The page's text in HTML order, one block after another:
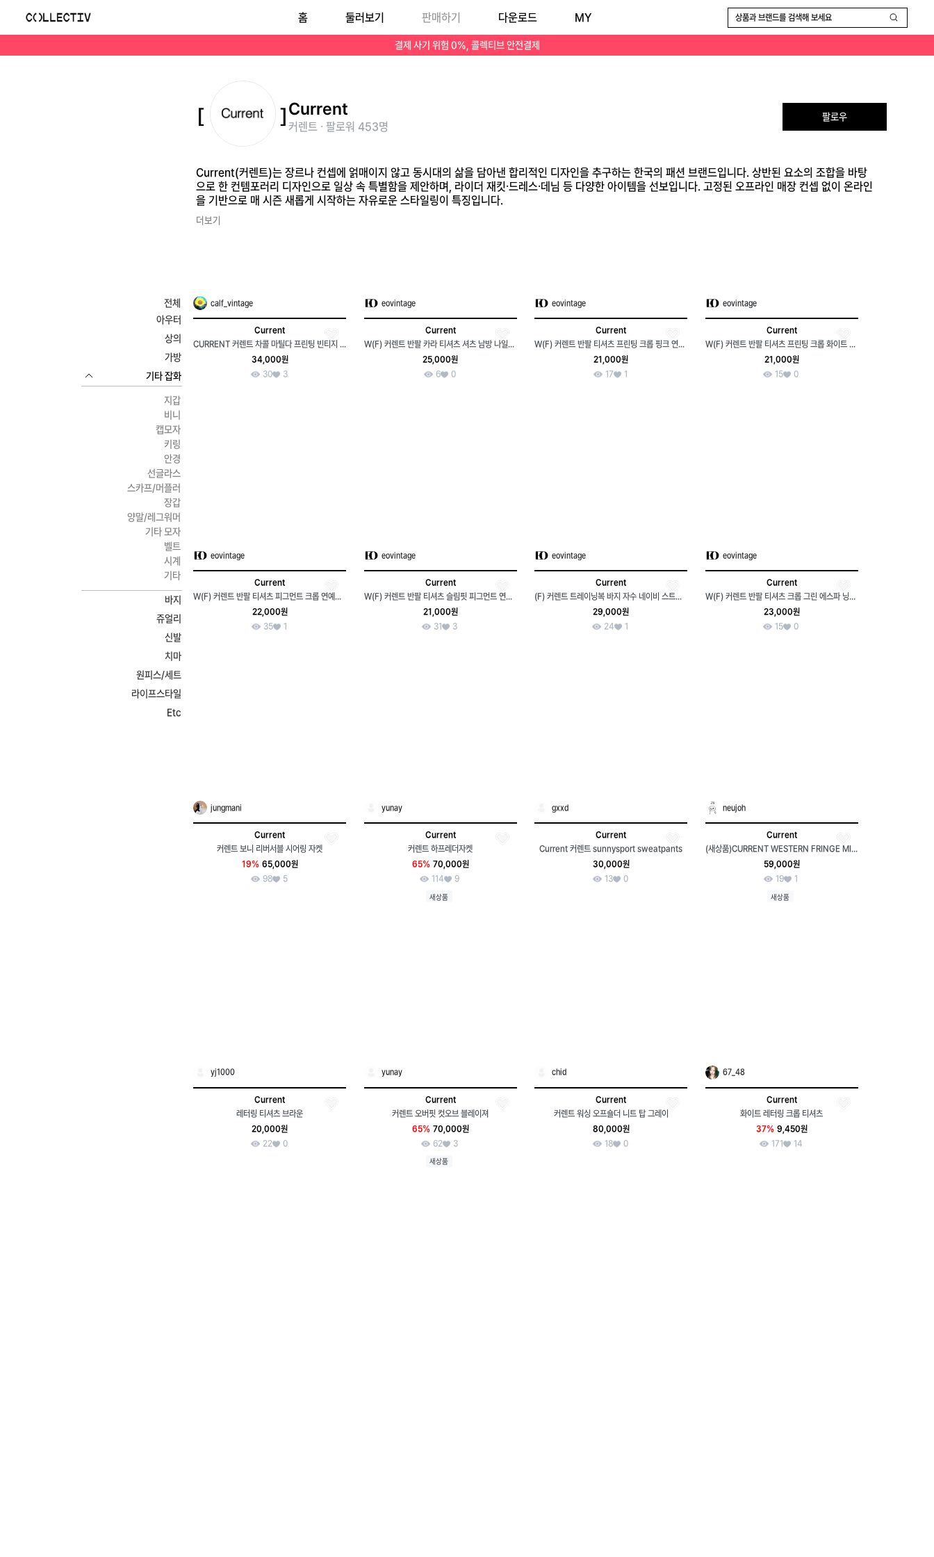
Current(커렌트)는 장르나 컨셉에 얽매이지 않고 동시대의 삶을 담아낸 합리적인 디자인을 추구하는 한국의 패션 브랜드입니다. 상반된 요소의 조합을 바탕으로 한 컨템포러리 디자인으로 일상 속 특별함을 제안하며, 라이더 재킷·드레스·데님 등 다양한 아이템을 선보입니다. 고정된 오프라인 매장 컨셉 없이 온라인을 기반으로 매 시즌 새롭게 시작하는 자유로운 스타일링이 특징입니다.
결제 사기 위험 0%, 콜렉티브 안전결제
홈 둘러보기 판매하기 다운로드 MY 상품과 브랜드를 검색해 보세요
Current
커렌트 · 팔로워 453명
팔로우
Current(커렌트)는 장르나 컨셉에 얽매이지 않고 동시대의 삶을 담아낸 합리적인 디자인을 추구하는 한국의 패션 브랜드입니다. 상반된 요소의 조합을 바탕
으로 한 컨템포러리 디자인으로 일상 속 특별함을 제안하며, 라이더 재킷·드레스·데님 등 다양한 아이템을 선보입니다. 고정된 오프라인 매장 컨셉 없이 온라인
을 기반으로 매 시즌 새롭게 시작하는 자유로운 스타일링이 특징입니다.
더보기
전체
아우터
상의
가방
기타 잡화
지갑
비니
캡모자
키링
안경
선글라스
스카프/머플러
장갑
양말/레그워머
기타 모자
벨트
시계
기타
바지
쥬얼리
신발
치마
원피스/세트
라이프스타일
Etc
calf_vintage
Current
CURRENT 커렌트 차콜 마틸다 프린팅 빈티지 크롭 반팔 티셔츠 스트릿
34,000원
30
3
eovintage
Current
W(F) 커렌트 반팔 카라 티셔츠 셔츠 남방 나일론 카키-H35225
25,000원
6
0
eovintage
Current
W(F) 커렌트 반팔 티셔츠 프린팅 크롭 핑크 연예인다수 착용-H35334
21,000원
17
1
eovintage
Current
W(F) 커렌트 반팔 티셔츠 프린팅 크롭 화이트 스트릿-H34626
21,000원
15
0
eovintage
Current
W(F) 커렌트 반팔 티셔츠 피그먼트 크롭 연예인 다수착용-H34586
22,000원
35
1
eovintage
Current
W(F) 커렌트 반팔 티셔츠 슬림핏 피그먼트 연예인다수 착용-H33873
21,000원
31
3
eovintage
Current
(F) 커렌트 트레이닝복 바지 자수 네이비 스트릿-23FD
29,000원
24
1
eovintage
Current
W(F) 커렌트 반팔 티셔츠 크롭 그린 에스파 닝닝 착용-7F21
23,000원
15
0
jungmani
Current
커렌트 보니 리버서블 시어링 자켓
19% 65,000원
98
5
yunay
Current
커렌트 하프레더자켓
65% 70,000원
114
9
새상품
gxxd
Current
Current 커렌트 sunnysport sweatpants
30,000원
13
0
neujoh
Current
(새상품)CURRENT WESTERN FRINGE MINI BAG
59,000원
19
1
새상품
yj1000
Current
레터링 티셔츠 브라운
20,000원
22
0
yunay
Current
커렌트 오버핏 컷오브 블레이져
65% 70,000원
62
3
새상품
chid
Current
커렌트 워싱 오프숄더 니트 탑 그레이
80,000원
18
0
67_48
Current
화이트 레터링 크롭 티셔츠
37% 9,450원
171
14